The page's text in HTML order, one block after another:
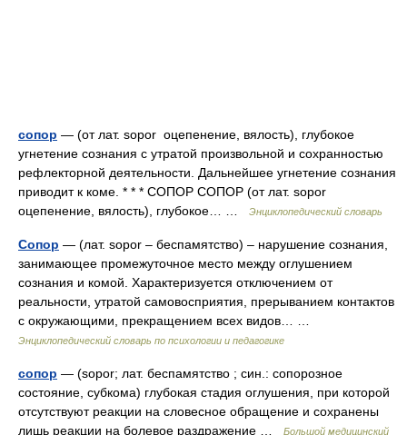
сопор — (от лат. sopor оцепенение, вялость), глубокое
угнетение сознания с утратой произвольной и сохранностью
рефлекторной деятельности. Дальнейшее угнетение сознания
приводит к коме. * * * СОПОР СОПОР (от лат. sopor
оцепенение, вялость), глубокое… …
Энциклопедический словарь
Сопор — (лат. sopor – беспамятство) – нарушение сознания,
занимающее промежуточное место между оглушением
сознания и комой. Характеризуется отключением от
реальности, утратой самовосприятия, прерыванием контактов
с окружающими, прекращением всех видов… …
Энциклопедический словарь по психологии и педагогике
сопор — (sopor; лат. беспамятство ; син.: сопорозное
состояние, субкома) глубокая стадия оглушения, при которой
отсутствуют реакции на словесное обращение и сохранены
лишь реакции на болевое раздражение …
Большой медицинский